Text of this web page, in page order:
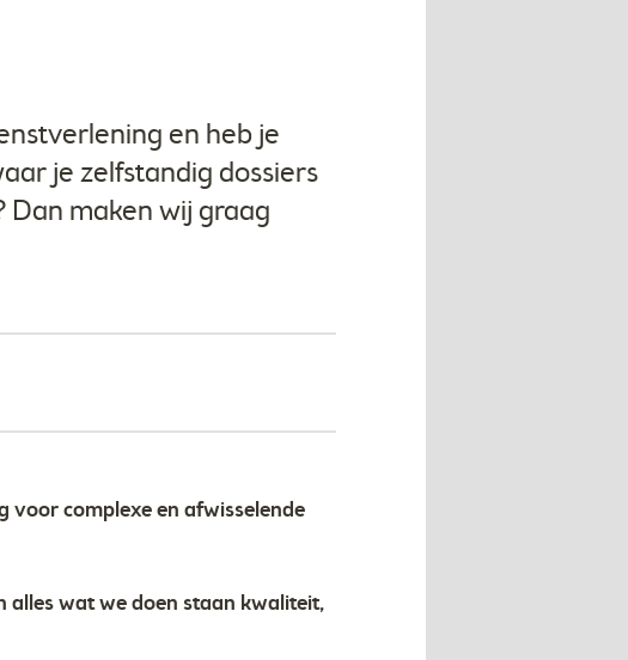
en heb je
je zelfstandig dossiers
maken wij graag
voor complexe en afwisselende
alles wat we doen staan kwaliteit,